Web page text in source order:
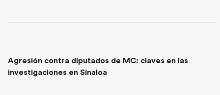
Agresión contra diputados de MC: claves en las
investigaciones en Sinaloa